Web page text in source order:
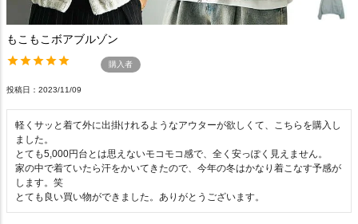
もこもこボアブルゾン
購入者
投稿日 2023/11/09
軽くサッと着て外に出掛けれるようなアウターが欲しくて、こちらを購入し
ました。
とても5,000円台とは思えないモコモコ感で、全く安っぽく見えません。
家の中で着ていたら汗をかいてきたので、今年の冬はかなり着こなす予感が
します。笑
とても良い買い物ができました。ありがとうございます。